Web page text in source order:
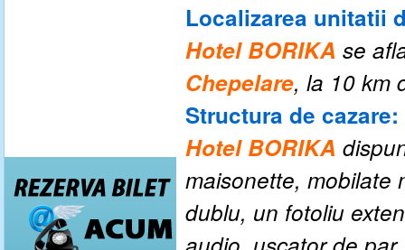
Localizarea unitatii
Hotel BORIKA se
Chepelare, la 10 km
Structura de cazare:
Hotel BORIKA
maisonette, mobilate
dublu, un fotoliu